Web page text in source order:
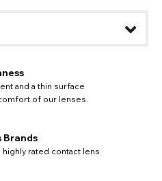
and a thin surface
of our lenses.
Brands
highly rated contact lens
auf unserer